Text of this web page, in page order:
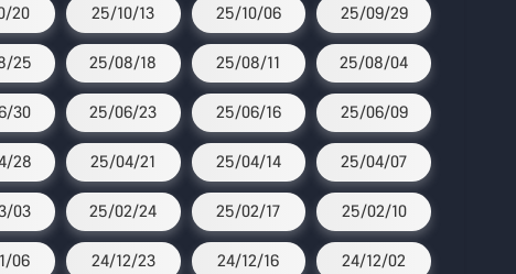
20 25/10/13 25/10/06 25/09/29
25 25/08/18 25/08/11 25/08/04
30 25/06/23 25/06/16 25/06/09
28 25/04/21 25/04/14 25/04/07
03 25/02/24 25/02/17 25/02/10
06 24/12/23 24/12/16 24/12/02